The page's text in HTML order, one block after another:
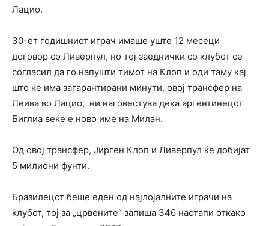
Лацио.
30-ет годишниот играч имаше уште 12 месеци
договор со Ливерпул, но тој заеднички со клубот се
согласил да го напушти тимот на Клоп и оди таму кај
што ќе има загарантирани минути, овој трансфер на
Леива во Лацио, ни наговестува дека аргентинецот
Биглиа веќе е ново име на Милан.
Од овој трансфер, Јирген Клоп и Ливерпул ќе добијат
5 милиони фунти.
Бразилецот беше еден од најлојалните играчи на
клубот, тој за „црвените“ запиша 346 настапи откако